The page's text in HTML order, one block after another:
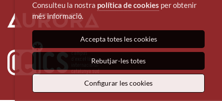
Consulteu la nostra política de cookies per obtenir
més informació.
Accepta totes les cookies
Rebutjar-les totes
Configurar les cookies